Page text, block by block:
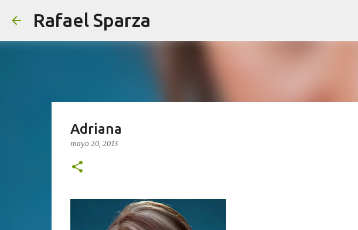
Rafael Sparza
Adriana
mayo 20, 2013